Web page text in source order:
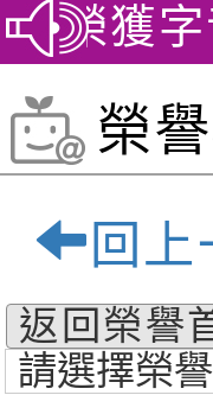
字音字
榮
貝
質
回上
返回榮譽
請選擇榮